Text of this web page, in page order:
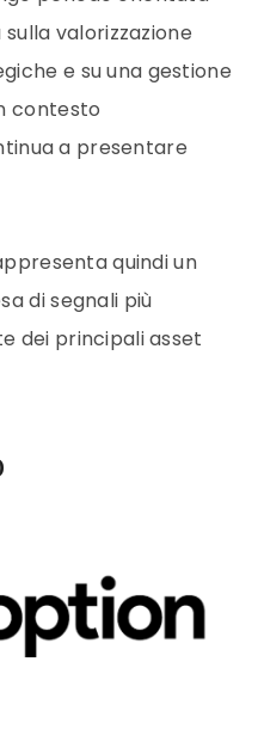
valorizzazione
e su una gestione
contesto
a presentare
quindi un
di segnali più
dei principali asset